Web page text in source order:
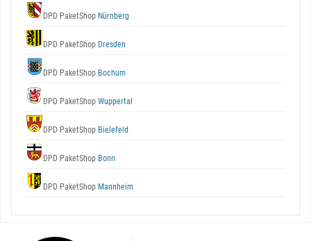
DPD PaketShop Nürnberg
DPD PaketShop Dresden
DPD PaketShop Bochum
DPD PaketShop Wuppertal
DPD PaketShop Bielefeld
DPD PaketShop Bonn
DPD PaketShop Mannheim